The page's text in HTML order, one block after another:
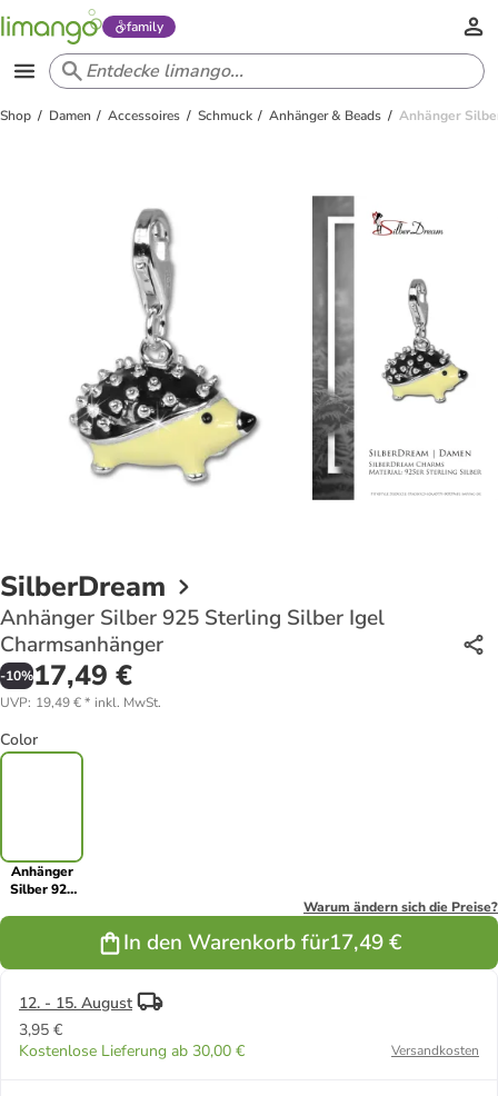
family
Shop Damen Accessoires Schmuck Anhänger & Beads Anhänger
SilberDream
Anhänger Silber 925 Sterling Silber Igel
Charmsanhänger
-10%17,49 €
UVP: 19,49 €* inkl. MwSt.
Color
Anhänger
Silber 925
Charmsanhänger
Warum ändern sich die Preise?
In den Warenkorb für17,49 €
12. - 15. August
3,95 €
Kostenlose Lieferung ab 30,00 €
Versandkosten